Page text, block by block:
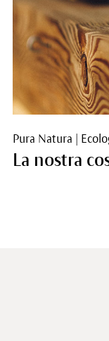
Pura Natura
La nostra